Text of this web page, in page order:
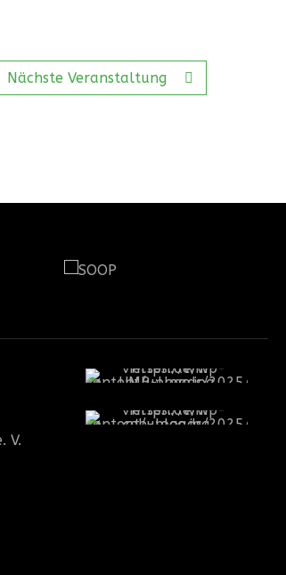
Nächste Veranstaltung
V.